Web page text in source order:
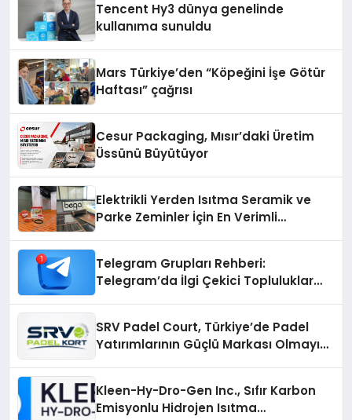
Tencent Hy3 dünya genelinde
kullanıma sunuldu
Mars Türkiye’den “Köpeğini İşe Götür
Haftası” çağrısı
Cesur Packaging, Mısır’daki Üretim
Üssünü Büyütüyor
Elektrikli Yerden Isıtma Seramik ve
Parke Zeminler İçin En Verimli
Telegram Grupları Rehberi:
Telegram’da İlgi Çekici Topluluklar
SRV Padel Court, Türkiye’de Padel
Yatırımlarının Güçlü Markası Olmayı
Kleen-Hy-Dro-Gen Inc., Sıfır Karbon
Emisyonlu Hidrojen Isıtma